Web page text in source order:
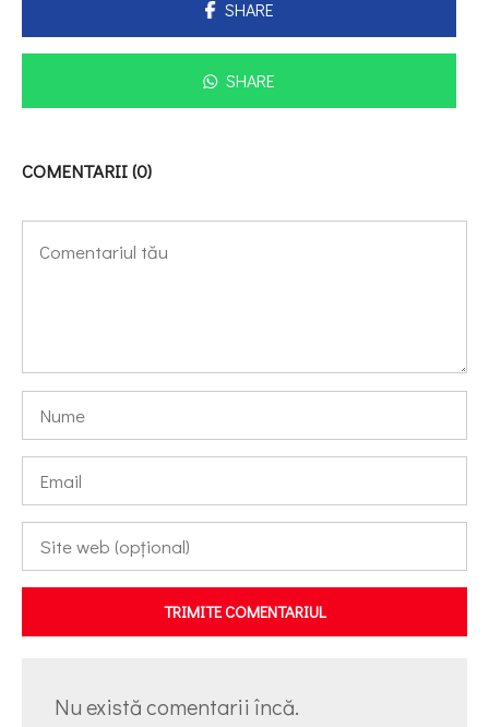
SHARE
SHARE
COMENTARII (0)
TRIMITE COMENTARIUL
Nu există comentarii încă.